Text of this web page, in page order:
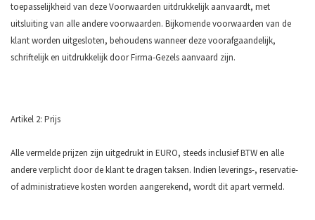
toepasselijkheid van deze Voorwaarden uitdrukkelijk aanvaardt, met
uitsluiting van alle andere voorwaarden. Bijkomende voorwaarden van de
klant worden uitgesloten, behoudens wanneer deze voorafgaandelijk,
schriftelijk en uitdrukkelijk door Firma-Gezels aanvaard zijn.
Artikel 2: Prijs
Alle vermelde prijzen zijn uitgedrukt in EURO, steeds inclusief BTW en alle
andere verplicht door de klant te dragen taksen. Indien leverings-, reservatie-
of administratieve kosten worden aangerekend, wordt dit apart vermeld.